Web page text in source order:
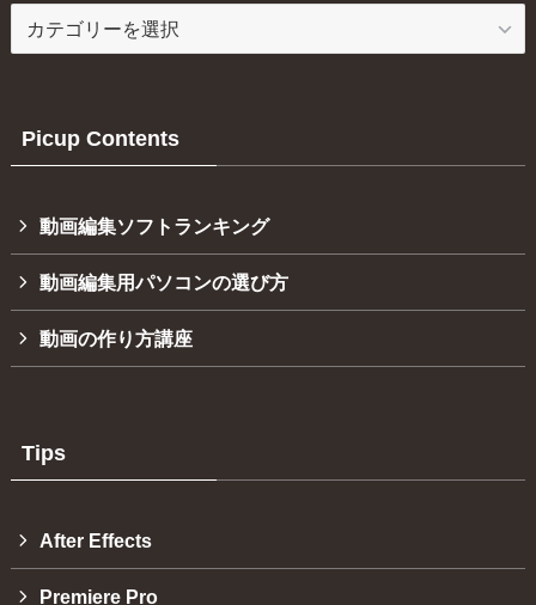
テ
ーPicup Contents
動画編集ソフトランキング
動画編集用パソコンの選び方
動画の作り方講座
Tips
After Effects
Premiere Pro